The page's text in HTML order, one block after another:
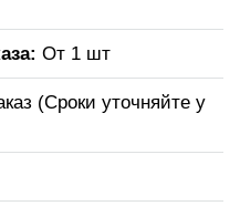
От 1 шт
(Сроки уточняйте у